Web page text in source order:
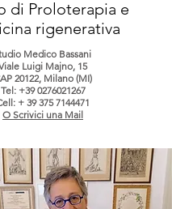
di Proloterapia e
rigenerativa
Medico Bassani
Luigi Majno, 15
20122, Milano (MI)
Tel: +39 0276021267
+ 39 375 7144471
O Scrivici una Mail